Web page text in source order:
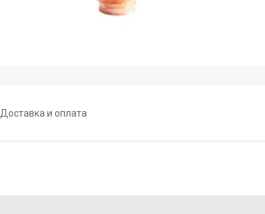
Доставка и оплата